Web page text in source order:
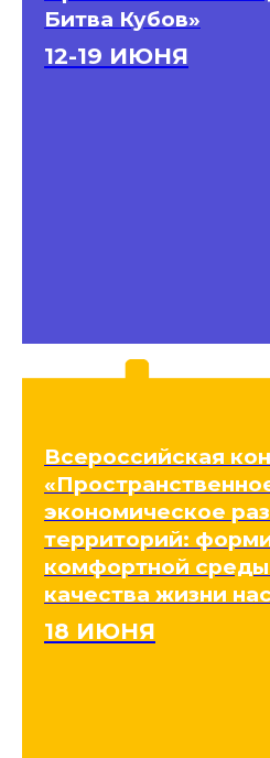
Битва Кубов»
12-19 ИЮНЯ
Всероссийская
экономическое
территорий:
комфортной
качества жизни
18 ИЮНЯ